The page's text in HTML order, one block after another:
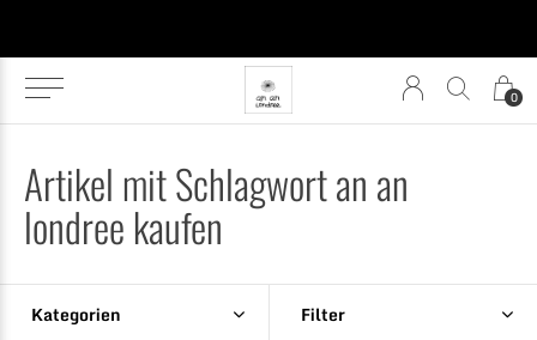
0
Artikel mit Schlagwort an an
londree kaufen
Kategorien Filter